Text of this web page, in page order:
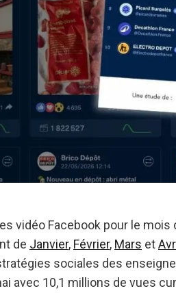
vidéo Facebook pour le mois
de Janvier, Février, Mars et
sociales des
avec 10,1 millions de vues